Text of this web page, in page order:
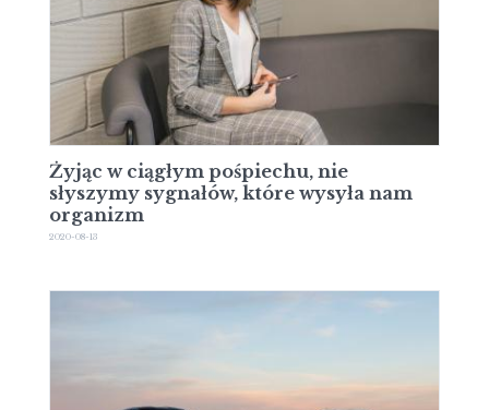
Żyjąc w ciągłym pośpiechu, nie
słyszymy sygnałów, które wysyła nam
organizm
2020-08-13